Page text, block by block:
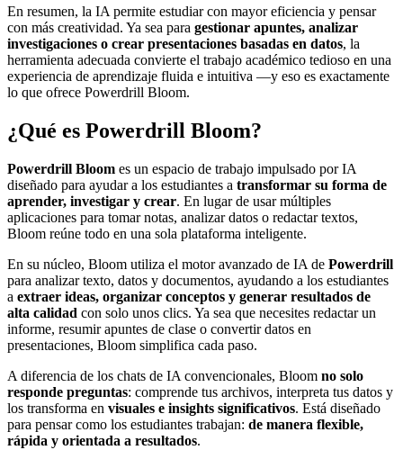
En resumen, la IA permite estudiar con mayor eficiencia y pensar
con más creatividad. Ya sea para gestionar apuntes, analizar
investigaciones o crear presentaciones basadas en datos, la
herramienta adecuada convierte el trabajo académico tedioso en una
experiencia de aprendizaje fluida e intuitiva —y eso es exactamente
lo que ofrece Powerdrill Bloom.
¿Qué es Powerdrill Bloom?
Powerdrill Bloom es un espacio de trabajo impulsado por IA
diseñado para ayudar a los estudiantes a transformar su forma de
aprender, investigar y crear. En lugar de usar múltiples
aplicaciones para tomar notas, analizar datos o redactar textos,
Bloom reúne todo en una sola plataforma inteligente.
En su núcleo, Bloom utiliza el motor avanzado de IA de Powerdrill
para analizar texto, datos y documentos, ayudando a los estudiantes
a extraer ideas, organizar conceptos y generar resultados de
alta calidad con solo unos clics. Ya sea que necesites redactar un
informe, resumir apuntes de clase o convertir datos en
presentaciones, Bloom simplifica cada paso.
A diferencia de los chats de IA convencionales, Bloom no solo
responde preguntas: comprende tus archivos, interpreta tus datos y
los transforma en visuales e insights significativos. Está diseñado
para pensar como los estudiantes trabajan: de manera flexible,
rápida y orientada a resultados.